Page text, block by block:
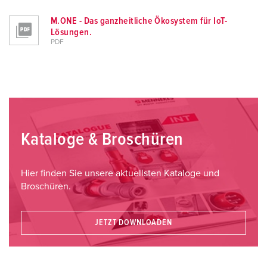
M.ONE - Das ganzheitliche Ökosystem für IoT-
Lösungen.
PDF
Kataloge & Broschüren
Hier finden Sie unsere aktuellsten Kataloge und
Broschüren.
JETZT DOWNLOADEN